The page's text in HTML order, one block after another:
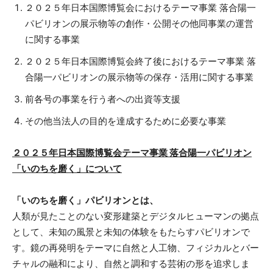
２０２５年日本国際博覧会におけるテーマ事業 落合陽一
パビリオンの展示物等の創作・公開その他同事業の運営
に関する事業
２０２５年日本国際博覧会終了後におけるテーマ事業 落
合陽一パビリオンの展示物等の保存・活用に関する事業
前各号の事業を行う者への出資等支援
その他当法人の目的を達成するために必要な事業
２０２５年日本国際博覧会テーマ事業 落合陽一パビリオン
「いのちを磨く」について
「いのちを磨く」パビリオンとは、
人類が見たことのない変形建築とデジタルヒューマンの拠点
として、未知の風景と未知の体験をもたらすパビリオンで
す。鏡の再発明をテーマに自然と人工物、フィジカルとバー
チャルの融和により、自然と調和する芸術の形を追求しま